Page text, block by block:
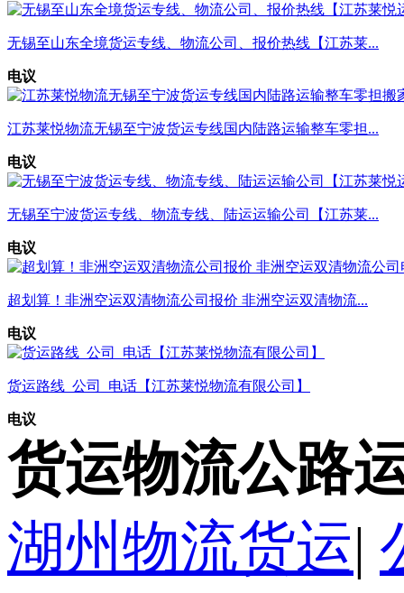
无锡至山东全境货运专线、物流公司、报价热线【江苏莱...
电议
江苏莱悦物流无锡至宁波货运专线国内陆路运输整车零担...
电议
无锡至宁波货运专线、物流专线、陆运运输公司【江苏莱...
电议
超划算！非洲空运双清物流公司报价 非洲空运双清物流...
电议
货运路线_公司_电话【江苏莱悦物流有限公司】
电议
货运物流公路
湖州物流货运|